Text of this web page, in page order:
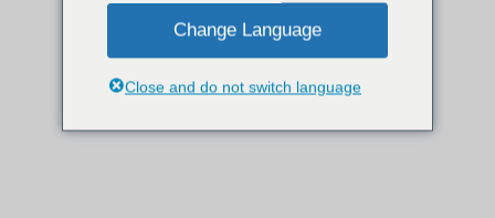
Change Language
Close and do not switch language